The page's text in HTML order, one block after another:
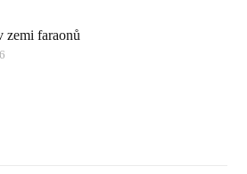
zemi faraonů